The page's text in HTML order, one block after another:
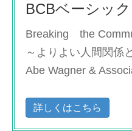
BCBベーシッ
Breaking the
～よりよい人間関係
Abe Wagner &
詳しくはこちら